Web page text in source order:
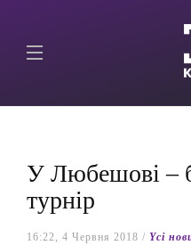
У Любешові –
турнір
16:22, 4 Червня 2018 / Yсі